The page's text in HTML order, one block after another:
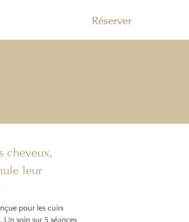
Réserver
cheveux,
leur
pour les cuirs
Un soin sur 5 séances